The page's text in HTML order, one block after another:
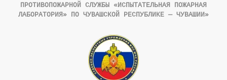
ПРОТИВОПОЖАРНОЙ СЛУЖБЫ «ИСПЫТАТЕЛЬНАЯ ПОЖАРНАЯ
ЛАБОРАТОРИЯ» ПО ЧУВАШСКОЙ РЕСПУБЛИКЕ — ЧУВАШИИ»